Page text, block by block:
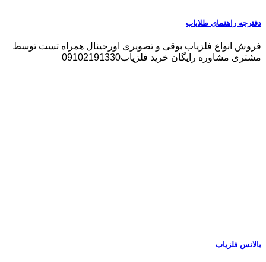
دفترچه راهنمای طلایاب
فروش انواع فلزیاب بوقی و تصویری اورجینال همراه تست توسط
مشتری مشاوره رایگان خرید فلزیاب09102191330
بالانس فلزیاب